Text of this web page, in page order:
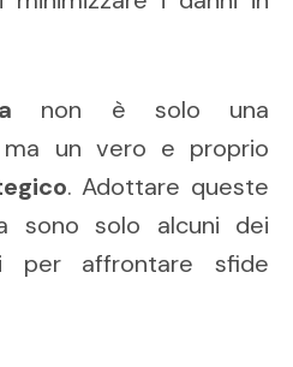
non è solo una
ma un vero e proprio
. Adottare queste
sono solo alcuni dei
per affrontare sfide